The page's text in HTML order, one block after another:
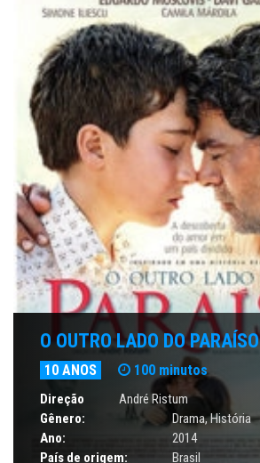
O OUTRO LADO DO PARAÍSO
10 ANOS 100 minutos
Direção
André Ristum
Gênero:
Drama,História
Ano:
2014
País de origem:
Brasil